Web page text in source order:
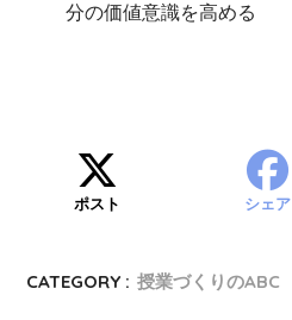
分の価値意識を高める
ポスト シェア
CATEGORY : 授業づくりのABC